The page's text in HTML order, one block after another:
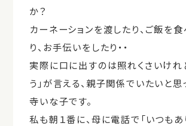
か？
カーネーションを渡したり、ご飯を
り、お手伝いをしたり・・
実際に口に出すのは照れくさいけれ
う」が言える、親子関係でいたいと
寺いな子です。
私も朝１番に、母に電話で「いつもあ